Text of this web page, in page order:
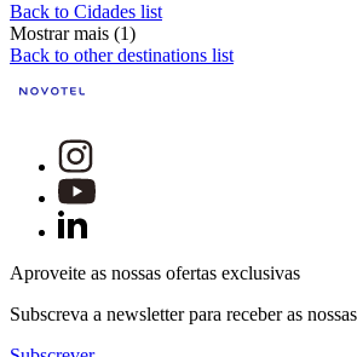
Back to Cidades list
Mostrar mais (1)
Back to other destinations list
Aproveite as nossas ofertas exclusivas
Subscreva a newsletter para receber as